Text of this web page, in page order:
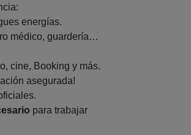
energías.
médico, guardería…
cine, Booking y más.
asegurada!
para trabajar